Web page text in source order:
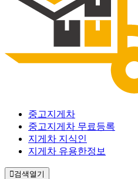
중고지게차
중고지게차 무료등록
지게차 지식인
지게차 유용한정보
검색열기